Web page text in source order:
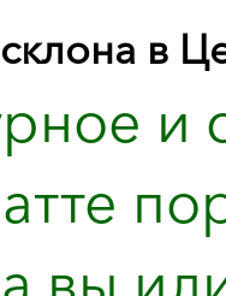
в
и